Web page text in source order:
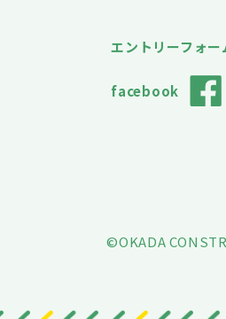
エントリーフォー
facebook
©OKADA